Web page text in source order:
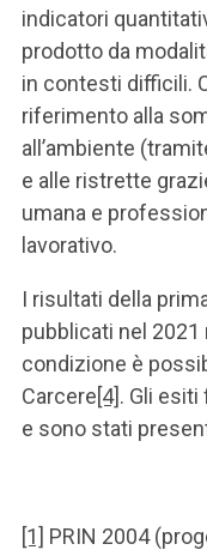
indicatori
prodotto da
in contesti difficili.
riferimento alla
all’ambiente
e alle ristrette
umana e
lavorativo.
I risultati della
pubblicati nel 2021
condizione è
Carcere[4]. Gli esiti
e sono stati
[1] PRIN 2004